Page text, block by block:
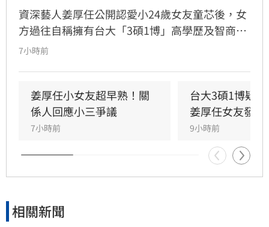
資深藝人姜厚任公開認愛小24歲女友童芯後，女
方過往自稱擁有台大「3碩1博」高學歷及智商
146等背景引發外界高度質疑。童芯日前於社群
件，導致話題持續發酵，網友針對其學歷真實性
仍存有諸多疑問。面對女友身陷輿論風波，姜厚
任展現力挺態度，笑稱兩人的戀情已像偵探片，
7小時前
姜厚任小女友超早熟！關
係人回應小三爭議
7小時前
台大3碩1博疑
姜厚任女友發聲
9小時前
相關新聞